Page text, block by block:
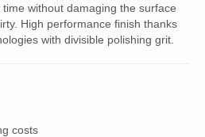
without damaging the surface
High performance finish thanks
with divisible polishing grit.
costs